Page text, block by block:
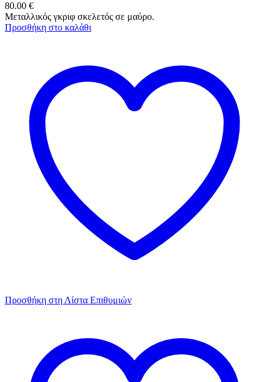
80.00 €
Μεταλλικός γκριφ σκελετός σε μαύρο.
Προσθήκη στο καλάθι
Προσθήκη στη Λίστα Επιθυμιών